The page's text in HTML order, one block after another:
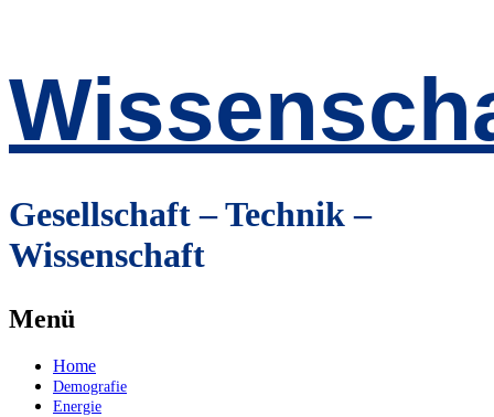
Gesellschaft – Technik –
Wissenschaft
Menü
Zum
Inhalt
springen
Home
Demografie
Energie